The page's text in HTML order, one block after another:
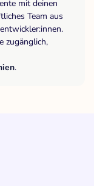
mit deinen
Team aus
zugänglich,
.